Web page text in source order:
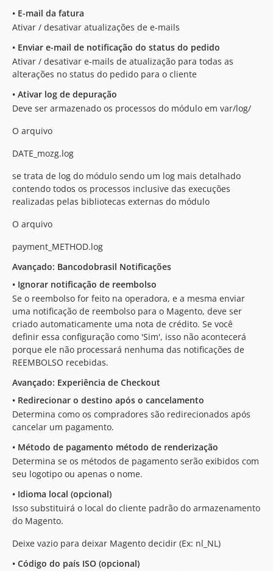
• E-mail da fatura
Ativar / desativar atualizações de e-mails
• Enviar e-mail de notificação do status do pedido
Ativar / desativar e-mails de atualização para todas as
alterações no status do pedido para o cliente
• Ativar log de depuração
Deve ser armazenado os processos do módulo em var/log/
O arquivo
DATE_mozg.log
se trata de log do módulo sendo um log mais detalhado
contendo todos os processos inclusive das execuções
realizadas pelas bibliotecas externas do módulo
O arquivo
payment_METHOD.log
Avançado: Bancodobrasil Notificações
• Ignorar notificação de reembolso
Se o reembolso for feito na operadora, e a mesma enviar
uma notificação de reembolso para o Magento, deve ser
criado automaticamente uma nota de crédito. Se você
definir essa configuração como 'Sim', isso não acontecerá
porque ele não processará nenhuma das notificações de
REEMBOLSO recebidas.
Avançado: Experiência de Checkout
• Redirecionar o destino após o cancelamento
Determina como os compradores são redirecionados após
cancelar um pagamento.
• Método de pagamento método de renderização
Determina se os métodos de pagamento serão exibidos com
seu logotipo ou apenas o nome.
• Idioma local (opcional)
Isso substituirá o local do cliente padrão do armazenamento
do Magento.
Deixe vazio para deixar Magento decidir (Ex: nl_NL)
• Código do país ISO (opcional)